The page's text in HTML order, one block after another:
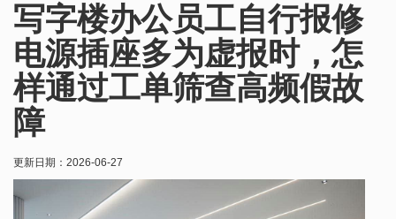
写字楼办公员工自行报修
电源插座多为虚报时，怎
样通过工单筛查高频假故
障
更新日期： 2026-06-27